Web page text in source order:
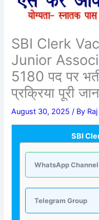
SBI Clerk
Junior
5180 पद पर
प्रक्रिया पूरी
August 30, 2025/ By
SBI
WhatsApp Channel
Telegram Group